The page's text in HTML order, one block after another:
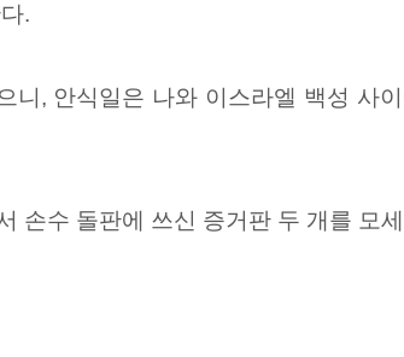
.
, 안식일은 나와 이스라엘 백성 사
손수 돌판에 쓰신 증거판 두 개를 모